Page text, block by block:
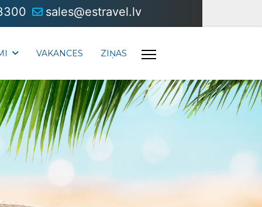
sales@estravel.lv
VAKANCES ZIŅAS